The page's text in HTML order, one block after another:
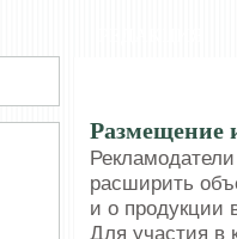
Размещение
расширить
и о продукции
Для участия в